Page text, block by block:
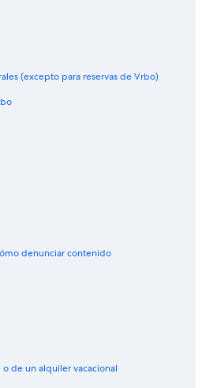
(excepto para reservas de Vrbo)
denunciar contenido
de un alquiler vacacional